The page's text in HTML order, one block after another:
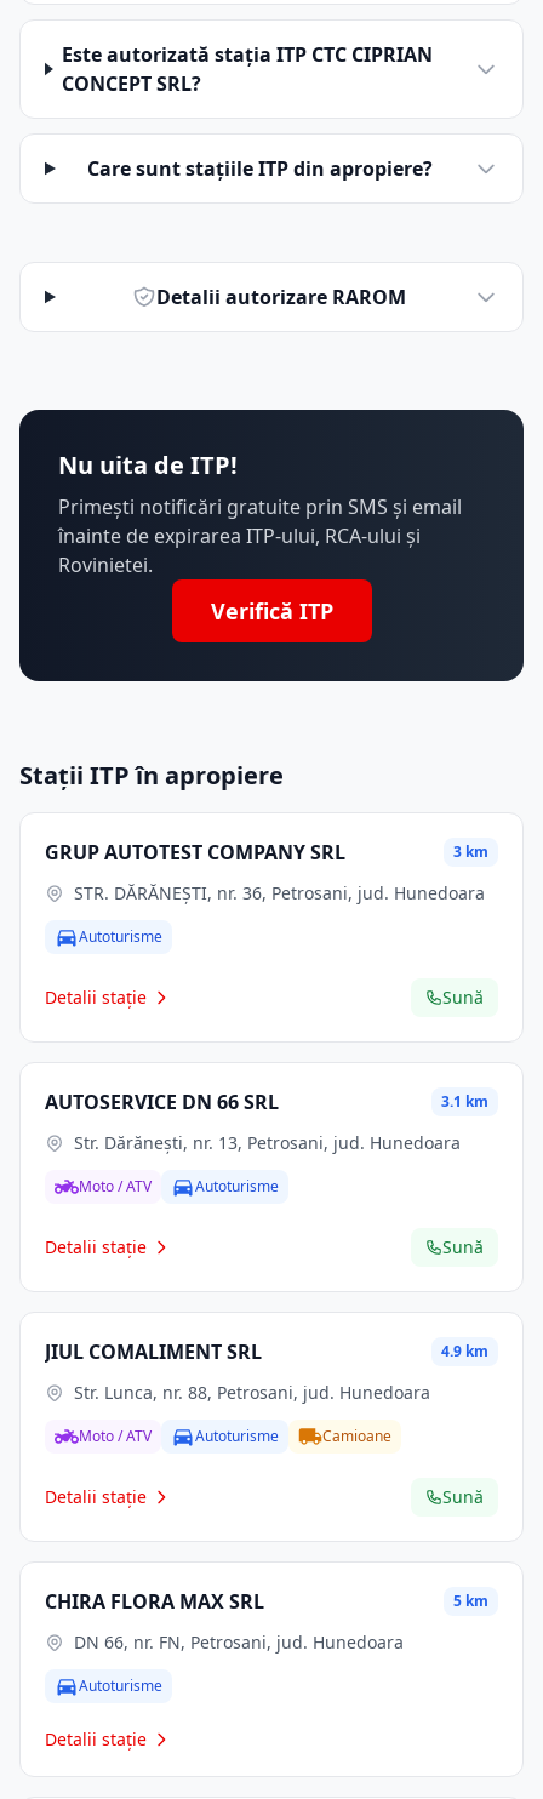
Este autorizată stația ITP CTC CIPRIAN
CONCEPT SRL?
Care sunt stațiile ITP din apropiere?
Detalii autorizare RAROM
Nu uita de ITP!
Primești notificări gratuite prin SMS și email
înainte de expirarea ITP-ului, RCA-ului și
Rovinietei.
Verifică ITP
Stații ITP în apropiere
GRUP AUTOTEST COMPANY SRL 3 km
STR. DĂRĂNEŞTI, nr. 36, Petrosani, jud. Hunedoara
Autoturisme
Detalii stație Sună
AUTOSERVICE DN 66 SRL 3.1 km
Str. Dărăneşti, nr. 13, Petrosani, jud. Hunedoara
Moto / ATV Autoturisme
Detalii stație Sună
JIUL COMALIMENT SRL 4.9 km
Str. Lunca, nr. 88, Petrosani, jud. Hunedoara
Moto / ATV Autoturisme Camioane
Detalii stație Sună
CHIRA FLORA MAX SRL 5 km
DN 66, nr. FN, Petrosani, jud. Hunedoara
Autoturisme
Detalii stație